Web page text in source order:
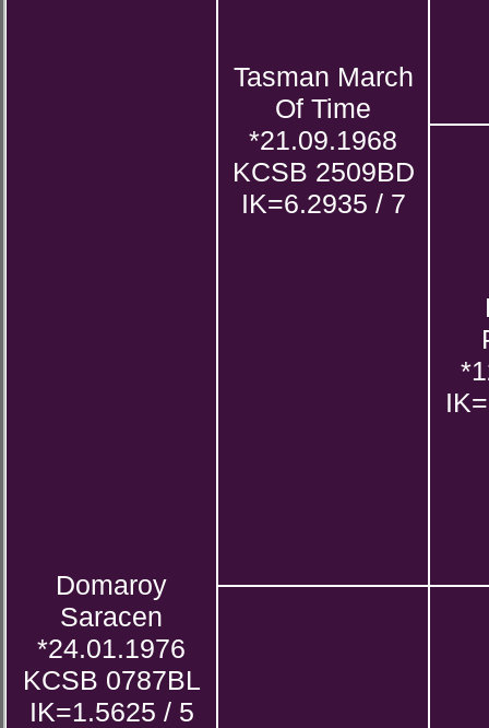
Domaroy
Saracen
*24.01.1976
KCSB 0787BL
IK=1.5625 / 5
Tasman March
Of Time
*21.09.1968
KCSB 2509BD
IK=6.2935 / 7